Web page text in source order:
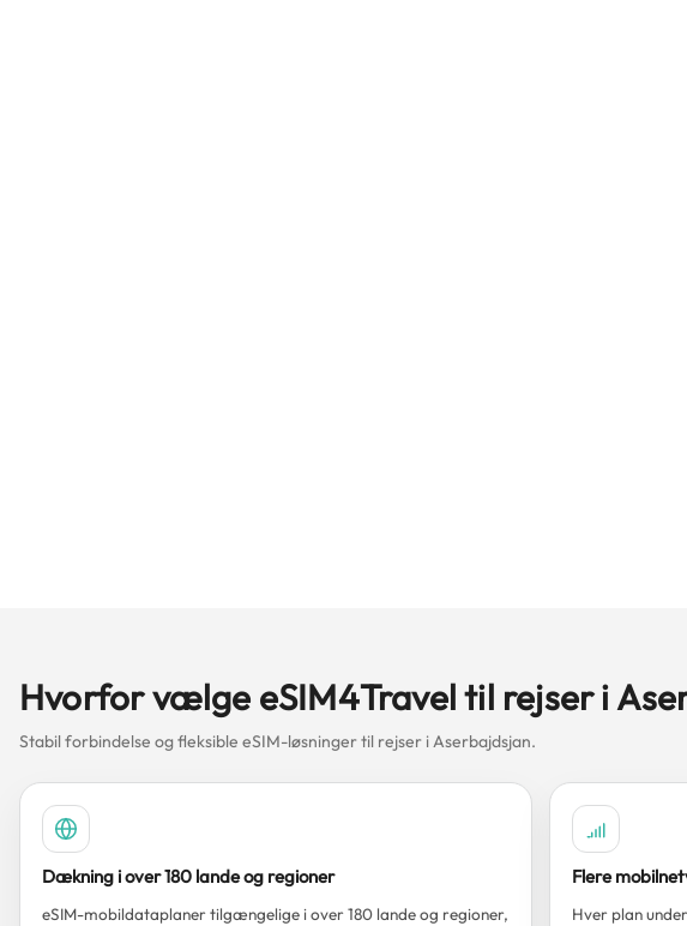
Hvorfor vælge eSIM4Travel til rejser i
Stabil forbindelse og fleksible eSIM-løsninger til rejser i Aserbajdsjan.
Dækning i over 180 lande og regioner
eSIM-mobildataplaner tilgængelige i over 180 lande og regioner,
Flere
Hver plan